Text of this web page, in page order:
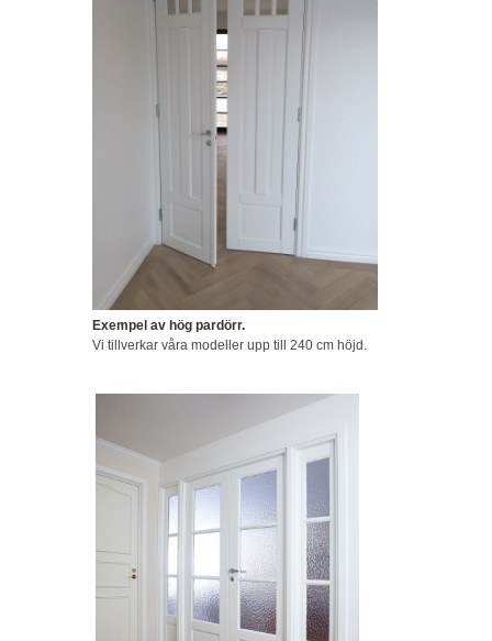
Exempel av hög pardörr.
Vi tillverkar våra modeller upp till 240 cm höjd.